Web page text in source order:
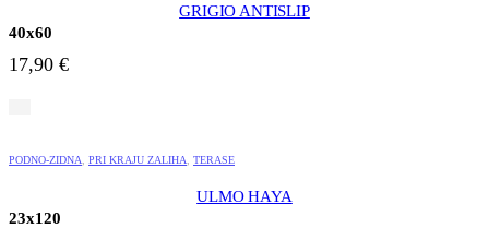
GRIGIO ANTISLIP
40x60
17,90 €
PODNO-ZIDNA PRI KRAJU ZALIHA TERASE
ULMO HAYA
23x120